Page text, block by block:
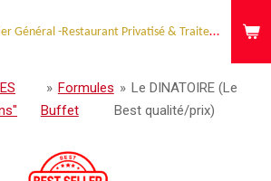
Quartier Général -Restaurant Privatisé & Traiteur Événementiel
» Formules
Buffet
» Le DINATOIRE (Le
Best qualité/prix)